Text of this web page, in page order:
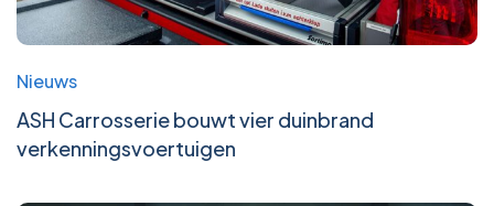
Nieuws
ASH Carrosserie bouwt vier duinbrand
verkenningsvoertuigen